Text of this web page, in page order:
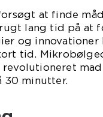
at finde
lang tid på at
og
tid.
minutter.